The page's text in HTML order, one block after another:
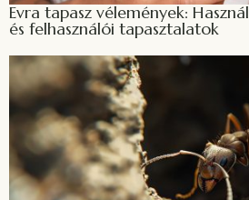
Evra tapasz vélemények:
és felhasználói tapasztalatok